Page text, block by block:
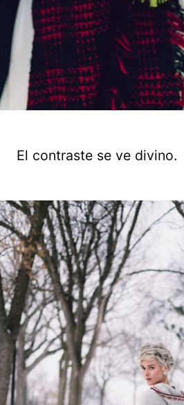
El contraste se ve divino.